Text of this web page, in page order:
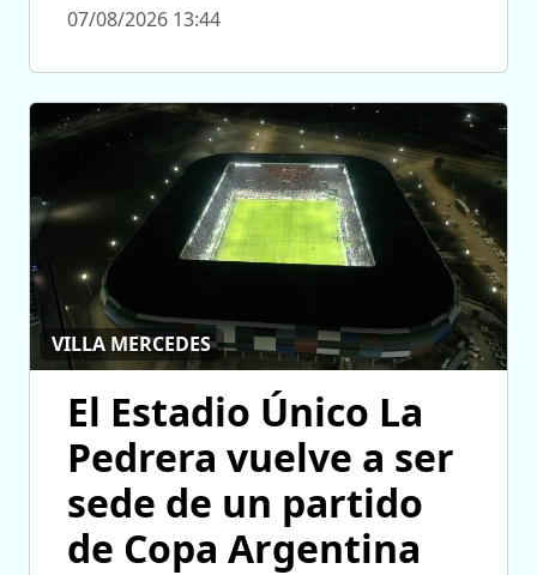
07/08/2026 13:44
VILLA MERCEDES
El Estadio Único La
Pedrera vuelve a ser
sede de un partido
de Copa Argentina